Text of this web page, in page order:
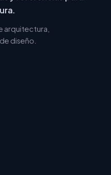
arquitectura,
diseño.